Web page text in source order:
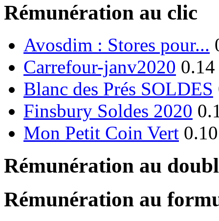
Rémunération au clic
Avosdim : Stores pour...
Carrefour-janv2020
Blanc des Prés SOLDES
Finsbury Soldes 2020
Mon Petit Coin Vert
Rémunération au
Rémunération au